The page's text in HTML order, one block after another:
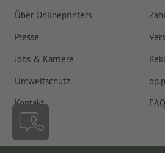
Über Onlineprinters
Presse
Jobs & Karriere
Umweltschutz
Kontakt
FAQ